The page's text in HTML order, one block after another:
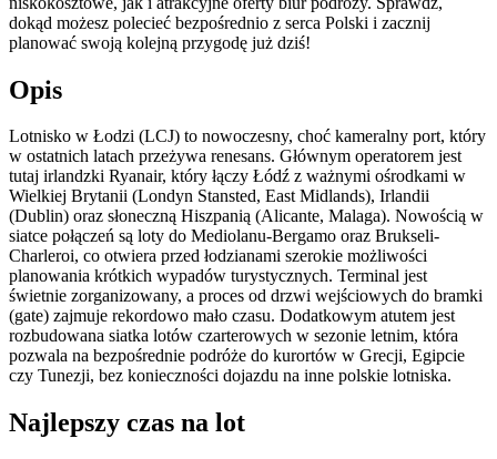
dokąd możesz polecieć bezpośrednio z serca Polski i zacznij
planować swoją kolejną przygodę już dziś!
Opis
Lotnisko w Łodzi (LCJ) to nowoczesny, choć kameralny port, który
w ostatnich latach przeżywa renesans. Głównym operatorem jest
tutaj irlandzki Ryanair, który łączy Łódź z ważnymi ośrodkami w
Wielkiej Brytanii (Londyn Stansted, East Midlands), Irlandii
(Dublin) oraz słoneczną Hiszpanią (Alicante, Malaga). Nowością w
siatce połączeń są loty do Mediolanu-Bergamo oraz Brukseli-
Charleroi, co otwiera przed łodzianami szerokie możliwości
planowania krótkich wypadów turystycznych. Terminal jest
świetnie zorganizowany, a proces od drzwi wejściowych do bramki
(gate) zajmuje rekordowo mało czasu. Dodatkowym atutem jest
rozbudowana siatka lotów czarterowych w sezonie letnim, która
pozwala na bezpośrednie podróże do kurortów w Grecji, Egipcie
czy Tunezji, bez konieczności dojazdu na inne polskie lotniska.
Najlepszy czas na lot